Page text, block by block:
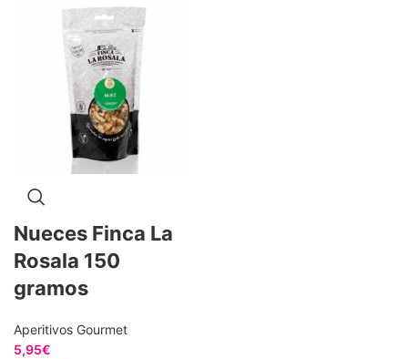
Nueces Finca La
Rosala 150
gramos
Aperitivos Gourmet
5,95€